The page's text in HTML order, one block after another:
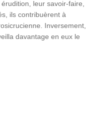
leur savoir-faire,
ils contribuèrent à
Inversement,
davantage en eux le